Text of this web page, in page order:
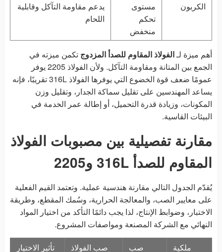
الكربون
مستوى
تحكم
منخفض
يدعم مقاومة التآكل وقابلية
اللحام
أهم ميزة لـالفولاذ المقاوم للصدأ المزدوج تكمن ميزته في
الجمع بين المتانة ومقاومة التآكل. ولأن الفولاذ 2205 يوفر
عمومًا ضعف قوة الخضوع التي يوفرها الفولاذ 316L تقريبًا، فإنه
يساعد المهندسين على تقليل سماكة الجدار، وتقليل وزن
المكونات، وزيادة قدرة التحميل، أو إطالة عمر الخدمة في
البيئات القاسية.
مقارنة تفصيلية بين مصبوبات الفولاذ
المقاوم للصدأ 316L و2205
يُقدّم الجدول التالي مقارنة هندسية عملية. وتعتمد القيم الفعلية
على معايير الصب، والمعالجة الحرارية، وسُمك المقطع، وطريقة
الاختبار، وضوابط الإنتاج، لذا يجب دائمًا التأكد من اختيار المواد
النهائي مع الشركة المصنعة ومواصفات المشروع.
ملكية صب صب الفولاذ تأثير الاختيار